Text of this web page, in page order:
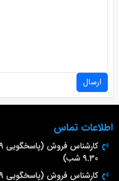
ارسال
اطلاعات تماس
9.30 شب)